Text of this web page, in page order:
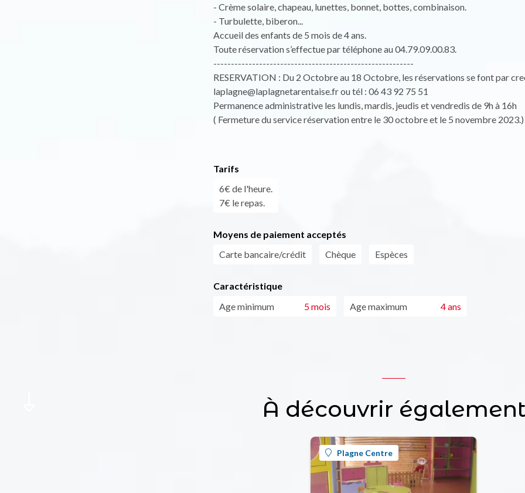
- Crème solaire, chapeau, lunettes, bonnet, bottes, combinaison.
- Turbulette, biberon...
Accueil des enfants de 5 mois de 4 ans.
Toute réservation s’effectue par téléphone au 04.79.09.00.83.
---------------------------------------------------------
RESERVATION : Du 2 Octobre au 18 Octobre, les réservations se font par
laplagne@laplagnetarentaise.fr ou tél : 06 43 92 75 51
Permanence administrative les lundis, mardis, jeudis et vendredis de 9h à 16h
( Fermeture du service réservation entre le 30 octobre et le 5 novembre 2023.)
Tarifs
6€ de l'heure.
7€ le repas.
Moyens de paiement acceptés
Carte bancaire/crédit
Chèque Espèces
Caractéristique
Age minimum
5 mois Age maximum 4 ans
À découvrir
Plagne Centre